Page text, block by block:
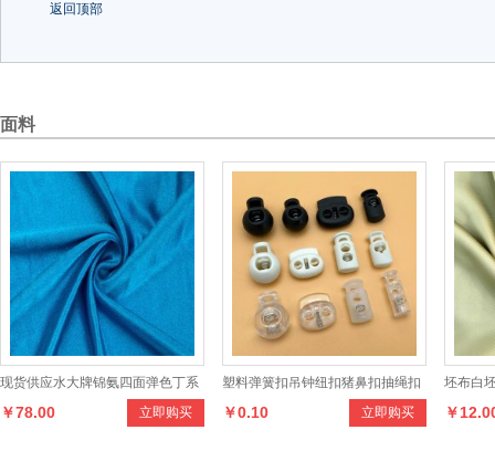
返回顶部
面料
现货供应水大牌锦氨四面弹色丁系
列产品，设计时尚，做工讲究，款
立即购买
￥78.00
塑料弹簧扣吊钟纽扣猪鼻扣抽绳扣
收紧扣定绳扣穿绳扣松紧抽绳扣子
立即购买
￥0.10
坯布白
料 仿真
￥